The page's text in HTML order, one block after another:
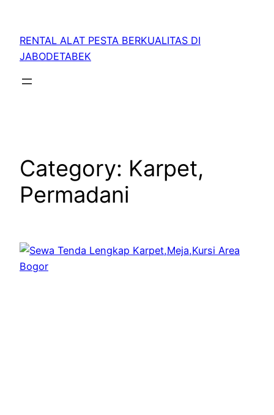
RENTAL ALAT PESTA BERKUALITAS DI
JABODETABEK
Category: Karpet,
Permadani